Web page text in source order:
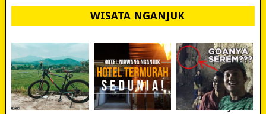
WISATA NGANJUK
REVIEW POLYGON
MURAH BANGET!
WISATA NGANJUK: